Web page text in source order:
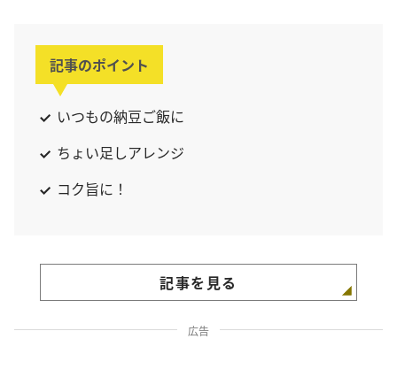
記事のポイント
いつもの納豆ご飯に
ちょい足しアレンジ
コク旨に！
記事を見る
広告